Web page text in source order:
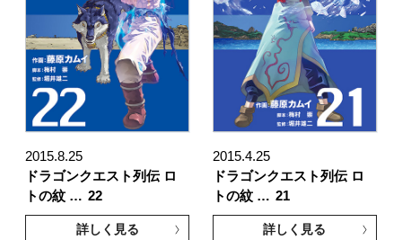
2015.8.25
ドラゴンクエスト列伝 ロ
トの紋 … 22
詳しく見る
2015.4.25
ドラゴンクエスト列伝 ロ
トの紋 … 21
詳しく見る